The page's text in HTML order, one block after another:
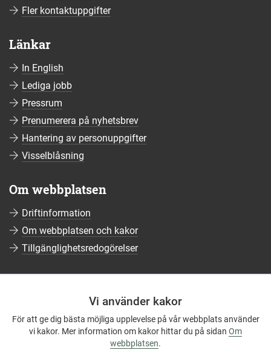
Vi använder kakor
För att ge dig bästa möjliga upplevelse på vår webbplats använder
vi kakor. Mer information om kakor hittar du på sidan Om
webbplatsen.
Fler kontaktuppgifter
Länkar
In English
Lediga jobb
Pressrum
Prenumerera på nyhetsbrev
Hantering av personuppgifter
Visselblåsning
Om webbplatsen
Driftinformation
Om webbplatsen och kakor
Tillgänglighetsredogörelser
Följ oss på Facebook
Följ oss på Instagram